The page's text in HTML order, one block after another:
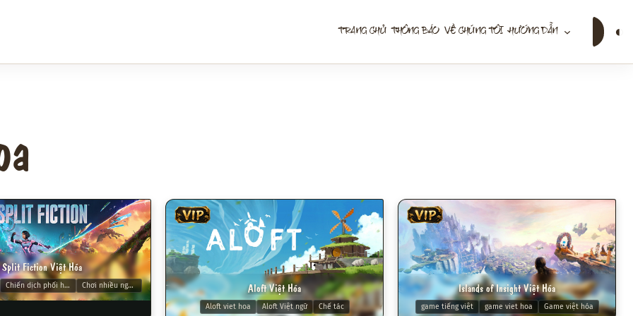
TRANG CHỦ THÔNG BÁO VỀ CHÚNG TÔI HƯỚNG DẪN
kiếm
◐
Split Fiction Việt Hóa
Chiến dịch phối hợp Chơi nhiều người
VIP
Aloft Việt Hóa
Aloft viet hoa Aloft Việt ngữ Chế tác
VIP
Islands of Insight Việt Hóa
game tiếng việt game viet hoa Game việt hóa